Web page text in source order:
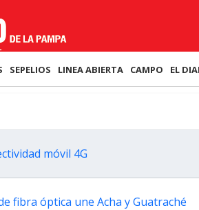
SEPELIOS LINEA ABIERTA CAMPO EL
móvil 4G
fibra óptica une Acha y Guatraché